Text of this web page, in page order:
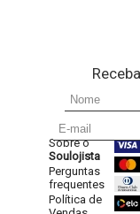
Sobre o
Soulojista
Perguntas
frequentes
Política de